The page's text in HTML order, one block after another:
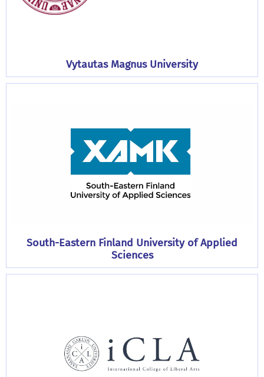
Vytautas Magnus University
South-Eastern Finland University of Applied
Sciences